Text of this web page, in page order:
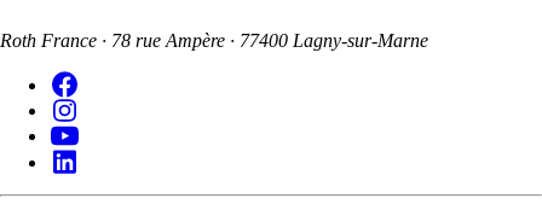
Roth France · 78 rue Ampère · 77400 Lagny-sur-Marne